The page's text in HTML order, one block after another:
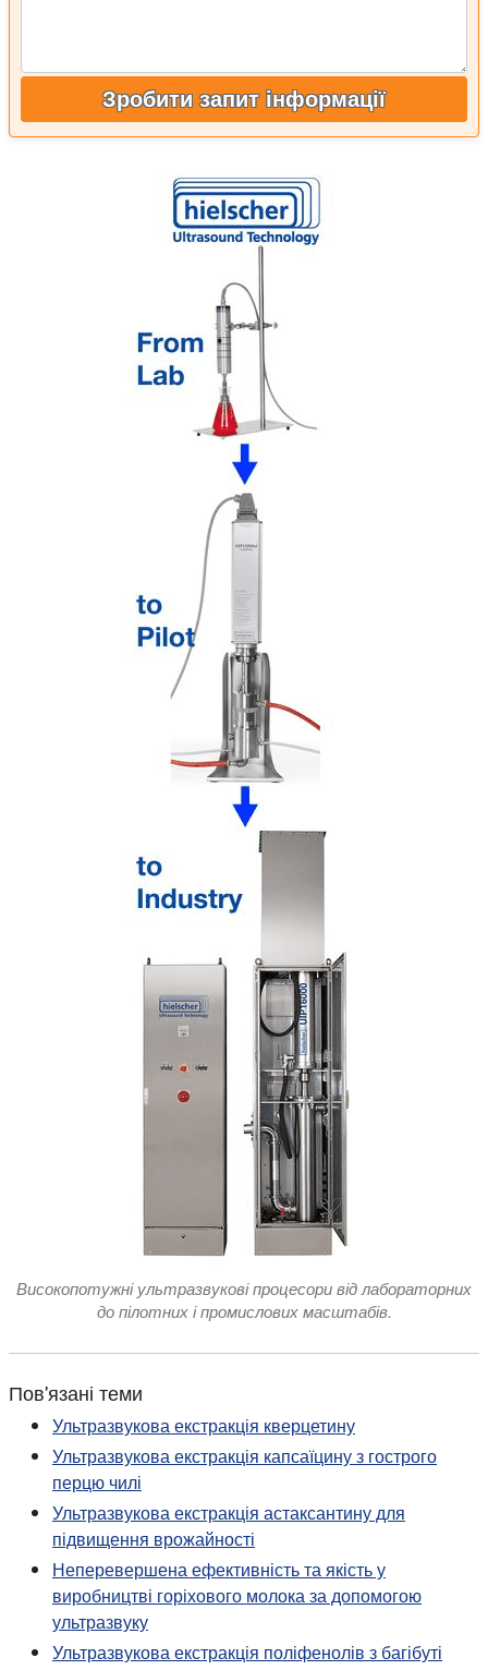
Зробити запит інформації
Високопотужні ультразвукові процесори від лабораторних
до пілотних і промислових масштабів.
Пов'язані теми
Ультразвукова екстракція кверцетину
Ультразвукова екстракція капсаїцину з гострого
перцю чилі
Ультразвукова екстракція астаксантину для
підвищення врожайності
Неперевершена ефективність та якість у
виробництві горіхового молока за допомогою
ультразвуку
Ультразвукова екстракція поліфенолів з багібуті